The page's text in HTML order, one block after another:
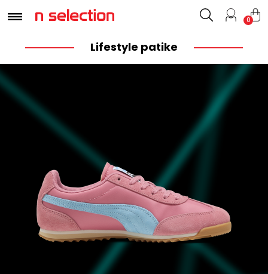
0
Lifestyle patike